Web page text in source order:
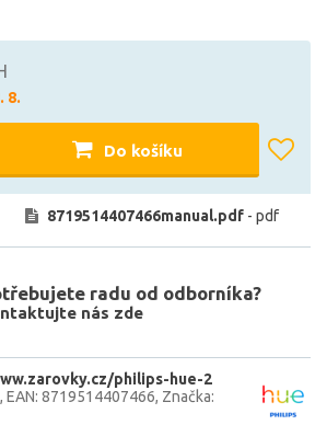
8.
Do košíku
8719514407466manual.pdf - pdf
radu od odborníka?
nás zde
philips-hue-2
EAN: 8719514407466 Značka: